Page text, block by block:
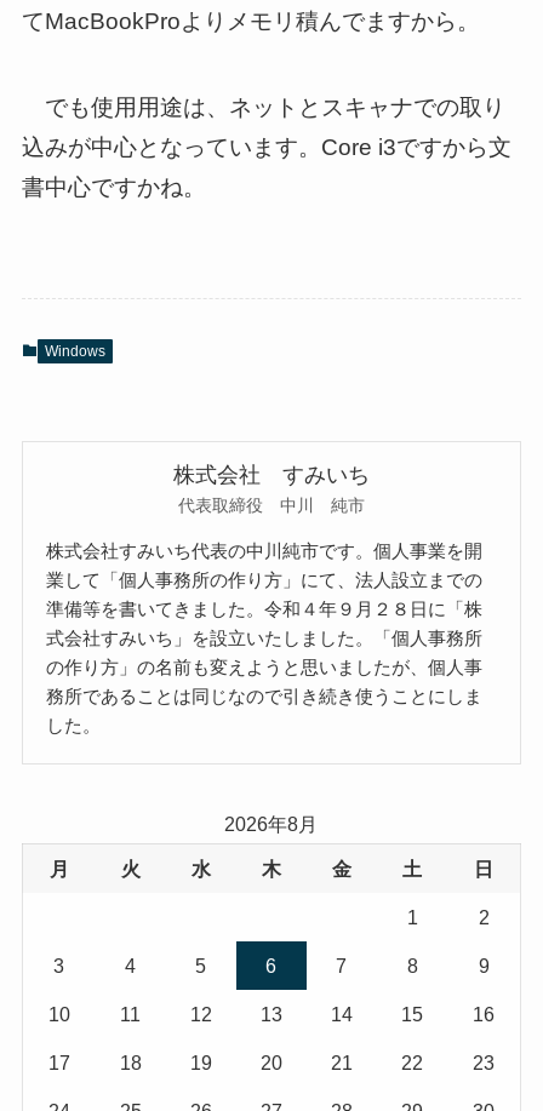
てMacBookProよりメモリ積んでますから。
でも使用用途は、ネットとスキャナでの取り
込みが中心となっています。Core i3ですから文
書中心ですかね。
Windows
株式会社 すみいち
代表取締役 中川 純市
株式会社すみいち代表の中川純市です。個人事業を開
業して「個人事務所の作り方」にて、法人設立までの
準備等を書いてきました。令和４年９月２８日に「株
式会社すみいち」を設立いたしました。「個人事務所
の作り方」の名前も変えようと思いましたが、個人事
務所であることは同じなので引き続き使うことにしま
した。
2026年8月
月 火 水 木 金 土 日
1 2
3 4 5 6 7 8 9
10 11 12 13 14 15 16
17 18 19 20 21 22 23